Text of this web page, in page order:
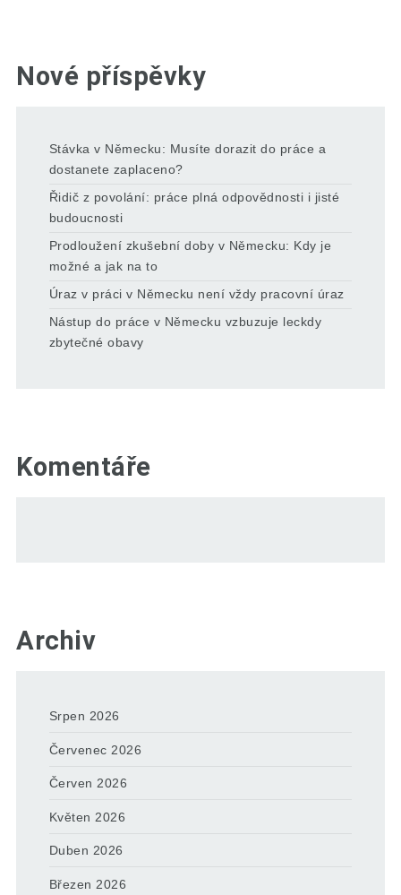
Nové příspěvky
Stávka v Německu: Musíte dorazit do práce a
dostanete zaplaceno?
Řidič z povolání: práce plná odpovědnosti i jisté
budoucnosti
Prodloužení zkušební doby v Německu: Kdy je
možné a jak na to
Úraz v práci v Německu není vždy pracovní úraz
Nástup do práce v Německu vzbuzuje leckdy
zbytečné obavy
Komentáře
Archiv
Srpen 2026
Červenec 2026
Červen 2026
Květen 2026
Duben 2026
Březen 2026